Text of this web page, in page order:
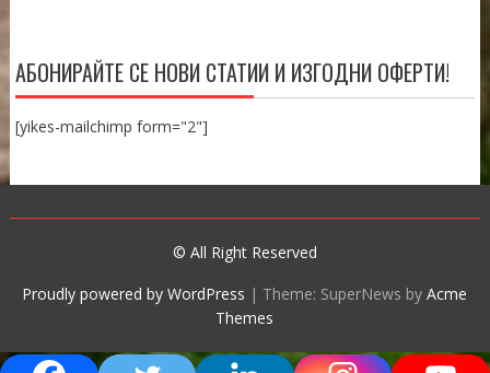
АБОНИРАЙТЕ СЕ НОВИ СТАТИИ И ИЗГОДНИ ОФЕРТИ!
[yikes-mailchimp form="2"]
© All Right Reserved
Proudly powered by WordPress | Theme: SuperNews byAcme
Themes